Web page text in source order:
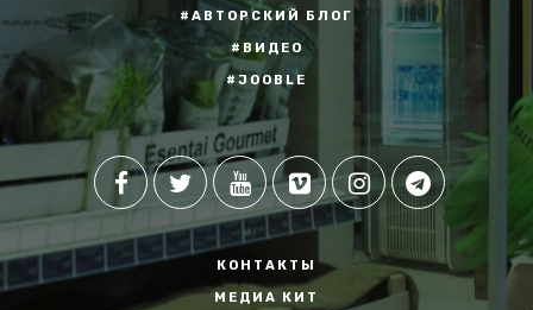
#АВТОРСКИЙ БЛОГ
#ВИДЕО
#JOOBLE
КОНТАКТЫ
МЕДИА КИТ